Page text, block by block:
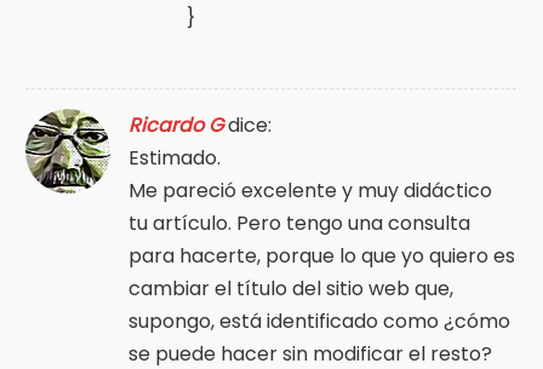
}
Ricardo Gdice:
Estimado.
Me pareció excelente y muy didáctico
tu artículo. Pero tengo una consulta
para hacerte, porque lo que yo quiero es
cambiar el título del sitio web que,
supongo, está identificado como ¿cómo
se puede hacer sin modificar el resto?